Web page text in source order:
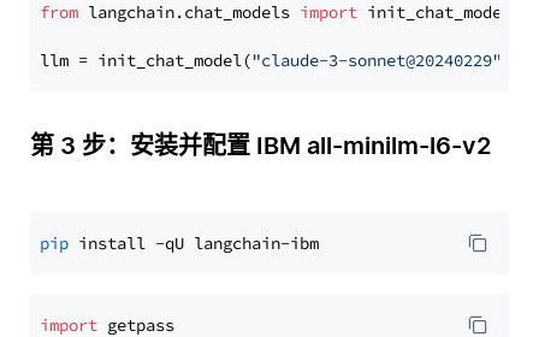
from langchain.chat_models import init_chat_model
llm = init_chat_model("claude-3-sonnet@20240229"
第 3 步：安装并配置 IBM all-minilm-l6-v2
pip
import